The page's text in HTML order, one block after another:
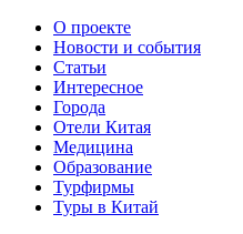
О проекте
Новости и события
Статьи
Интересное
Города
Отели Китая
Медицина
Образование
Турфирмы
Туры в Китай